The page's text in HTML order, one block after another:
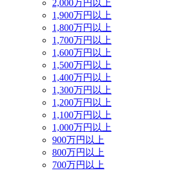
2,000万円以上
1,900万円以上
1,800万円以上
1,700万円以上
1,600万円以上
1,500万円以上
1,400万円以上
1,300万円以上
1,200万円以上
1,100万円以上
1,000万円以上
900万円以上
800万円以上
700万円以上